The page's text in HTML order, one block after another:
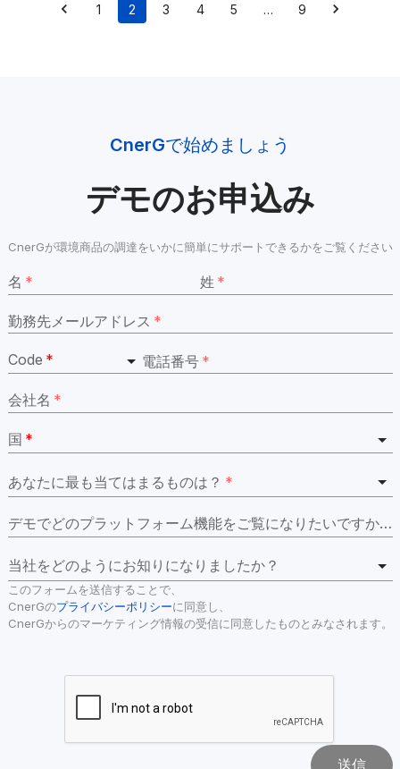
1 2 3 4 5 … 9
CnerGで始めましょう
デモのお申込み
CnerGが環境商品の調達をいかに簡単にサポートできるかをご覧ください
名 * 姓 *
勤務先メールアドレス *
Code * 電話番号 *
会社名 *
国 *
あなたに最も当てはまるものは？ *
デモでどのプラットフォーム機能をご覧になりたいですか？
当社をどのようにお知りになりましたか？
このフォームを送信することで、
CnerGのプライバシーポリシーに同意し、
CnerGからのマーケティング情報の受信に同意したものとみなされます。
送信